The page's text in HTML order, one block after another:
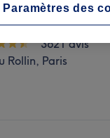
dans le 15ᵉ
moderne et
- Nails
3621 avis
Rollin, Paris
Paramètres des